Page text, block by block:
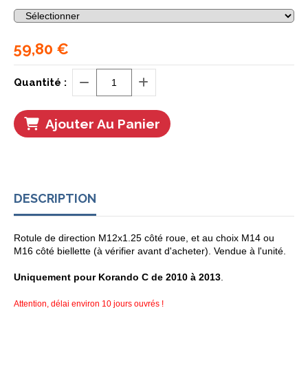
59,80 €
Quantité :
Ajouter Au Panier
DESCRIPTION
Rotule de direction M12x1.25 côté roue, et au choix M14 ou
M16 côté biellette (à vérifier avant d'acheter). Vendue à l'unité.
Uniquement pour Korando C de 2010 à 2013
Attention, délai environ 10 jours ouvrés !